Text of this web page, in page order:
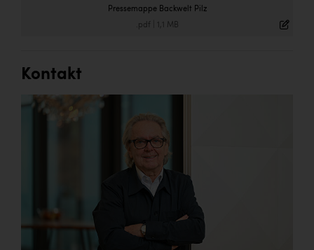
Pressemappe Backwelt Pilz
.pdf 1,1 MB
Kontakt